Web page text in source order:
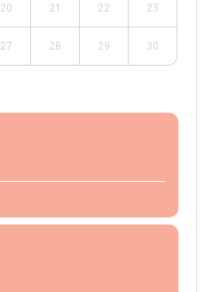
20 21 22 23
27 28 29 30